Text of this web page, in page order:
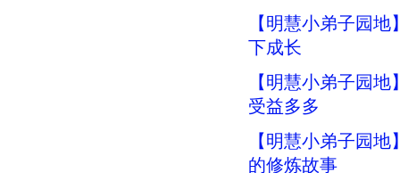
【明慧小弟子园
下成长
【明慧小弟子园
受益多多
【明慧小弟子园
的修炼故事